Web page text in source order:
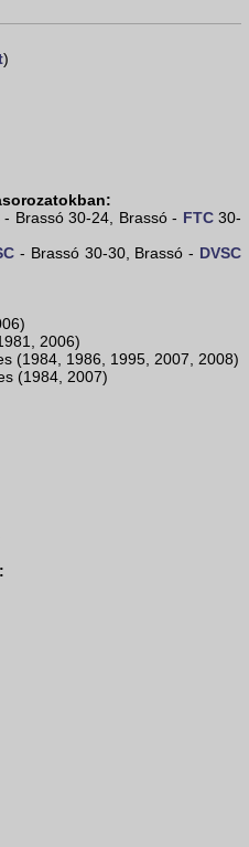
)
- Brassó 30-24, Brassó - FTC30-
- Brassó 30-30, Brassó - DVSC
2006)
(1984, 1986, 1995, 2007, 2008)
(1984, 2007)